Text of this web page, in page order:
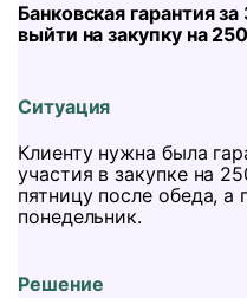
Банковская гарантия
выйти на закупку на
Ситуация
Клиенту нужна была
участия в закупке на
пятницу после обеда, а
понедельник.
Решение